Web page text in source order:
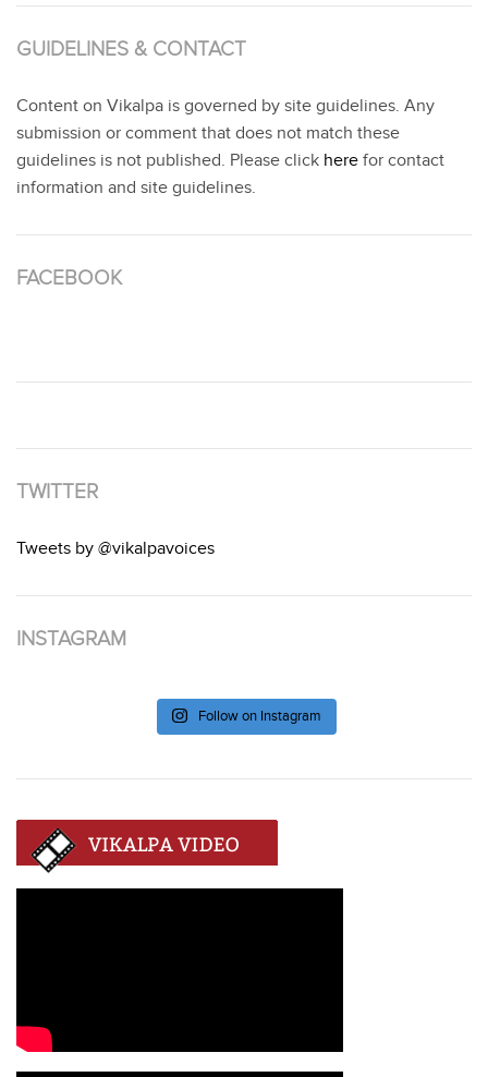
GUIDELINES & CONTACT
Content on Vikalpa is governed by site guidelines. Any
submission or comment that does not match these
guidelines is not published. Please click here for contact
information and site guidelines.
FACEBOOK
TWITTER
Tweets by @vikalpavoices
INSTAGRAM
Follow on Instagram